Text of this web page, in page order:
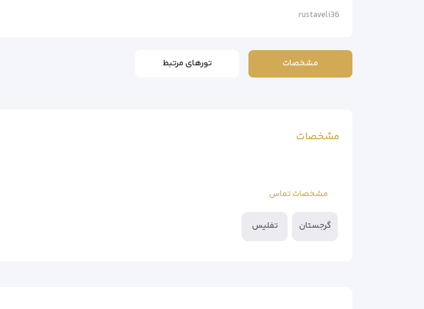
rustaveli36
مشخصات تورهای مرتبط
مشخصات
مشخصات تماس
گرجستان تفلیس